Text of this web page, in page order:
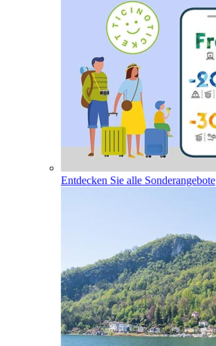
Entdecken Sie alle Sonderangebote